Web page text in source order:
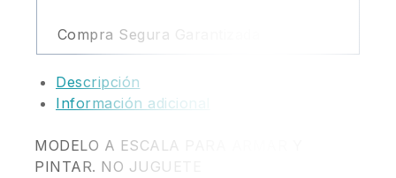
Compra Segura Garantizada
Descripción
Información adicional
MODELO A ESCALA PARA ARMAR Y
PINTAR. NO JUGUETE